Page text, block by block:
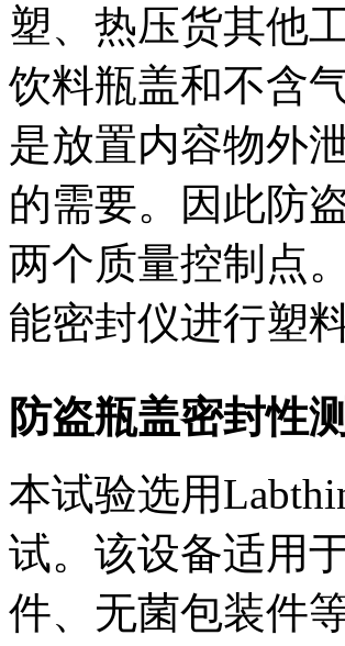
塑、热压货其他
饮料瓶盖和不含
是放置内容物外
的需要。因此防
两个质量控制点
能密封仪进行塑
防盗瓶盖密封性
本试验选用
试。该设备适用
件、无菌包装件